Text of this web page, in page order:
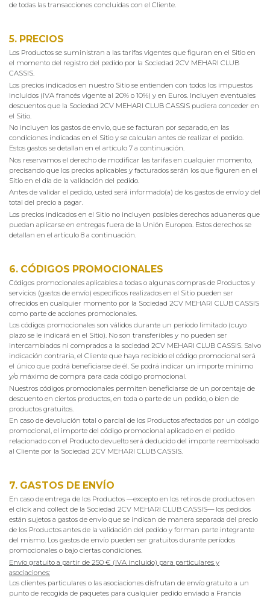
de todas las transacciones concluidas con el Cliente.
5. PRECIOS
Los Productos se suministran a las tarifas vigentes que figuran en el Sitio en
el momento del registro del pedido por la Sociedad 2CV MEHARI CLUB
CASSIS.
Los precios indicados en nuestro Sitio se entienden con todos los impuestos
incluidos (IVA francés vigente al 20% o 10%) y en Euros. Incluyen eventuales
descuentos que la Sociedad 2CV MEHARI CLUB CASSIS pudiera conceder en
el Sitio.
No incluyen los gastos de envío, que se facturan por separado, en las
condiciones indicadas en el Sitio y se calculan antes de realizar el pedido.
Estos gastos se detallan en el artículo 7 a continuación.
Nos reservamos el derecho de modificar las tarifas en cualquier momento,
precisando que los precios aplicables y facturados serán los que figuren en el
Sitio en el día de la validación del pedido.
Antes de validar el pedido, usted será informado(a) de los gastos de envío y del
total del precio a pagar.
Los precios indicados en el Sitio no incluyen posibles derechos aduaneros que
puedan aplicarse en entregas fuera de la Unión Europea. Estos derechos se
detallan en el artículo 8 a continuación.
6. CÓDIGOS PROMOCIONALES
Códigos promocionales aplicables a todas o algunas compras de Productos y
servicios (gastos de envío) específicos realizados en el Sitio pueden ser
ofrecidos en cualquier momento por la Sociedad 2CV MEHARI CLUB CASSIS
como parte de acciones promocionales.
Los códigos promocionales son válidos durante un período limitado (cuyo
plazo se le indicará en el Sitio). No son transferibles y no pueden ser
intercambiados ni comprados a la sociedad 2CV MEHARI CLUB CASSIS. Salvo
indicación contraria, el Cliente que haya recibido el código promocional será
el único que podrá beneficiarse de él. Se podrá indicar un importe mínimo
y/o máximo de compra para cada código promocional.
Nuestros códigos promocionales permiten beneficiarse de un porcentaje de
descuento en ciertos productos, en toda o parte de un pedido, o bien de
productos gratuitos.
En caso de devolución total o parcial de los Productos afectados por un código
promocional, el importe del código promocional aplicado en el pedido
relacionado con el Producto devuelto será deducido del importe reembolsado
al Cliente por la Sociedad 2CV MEHARI CLUB CASSIS.
7. GASTOS DE ENVÍO
En caso de entrega de los Productos —excepto en los retiros de productos en
el click and collect de la Sociedad 2CV MEHARI CLUB CASSIS— los pedidos
están sujetos a gastos de envío que se indican de manera separada del precio
de los Productos antes de la validación del pedido y forman parte integrante
del mismo. Los gastos de envío pueden ser gratuitos durante períodos
promocionales o bajo ciertas condiciones.
Envío gratuito a partir de 250 € (IVA incluido) para particulares y
asociaciones:
Los clientes particulares o las asociaciones disfrutan de envío gratuito a un
punto de recogida de paquetes para cualquier pedido enviado a Francia